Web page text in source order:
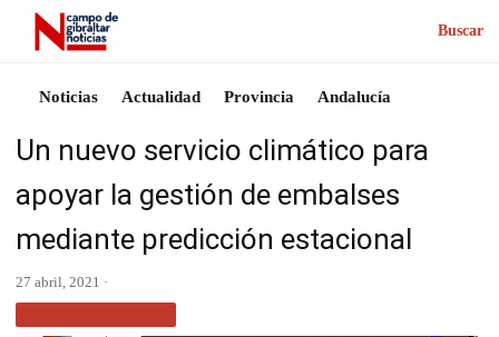
Buscar
Noticias Actualidad Provincia Andalucía
Un nuevo servicio climático para
apoyar la gestión de embalses
mediante predicción estacional
27 abril, 2021 ·